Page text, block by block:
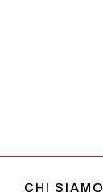
CHI SIAMO